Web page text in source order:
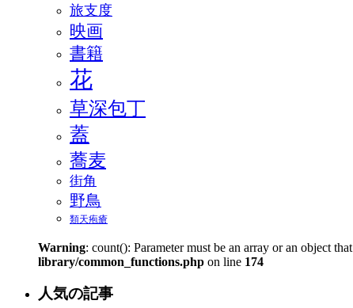
旅支度
映画
書籍
花
草深包丁
蓋
蕎麦
街角
野鳥
類天疱瘡
Warning: count(): Parameter must be an array or an object
library/common_functions.php on line 174
人気の記事